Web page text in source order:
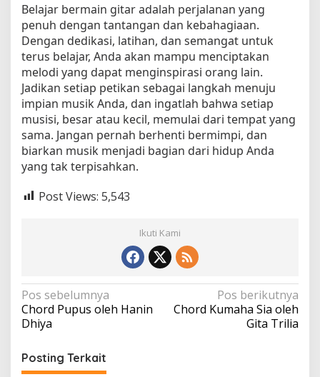
Belajar bermain gitar adalah perjalanan yang
penuh dengan tantangan dan kebahagiaan.
Dengan dedikasi, latihan, dan semangat untuk
terus belajar, Anda akan mampu menciptakan
melodi yang dapat menginspirasi orang lain.
Jadikan setiap petikan sebagai langkah menuju
impian musik Anda, dan ingatlah bahwa setiap
musisi, besar atau kecil, memulai dari tempat yang
sama. Jangan pernah berhenti bermimpi, dan
biarkan musik menjadi bagian dari hidup Anda
yang tak terpisahkan.
Post Views: 5,543
Ikuti Kami
N
a
i
Pos sebelumnya
Chord Pupus oleh Hanin
Dhiya
Pos berikutnya
Chord Kumaha Sia oleh
Gita Trilia
Posting Terkait